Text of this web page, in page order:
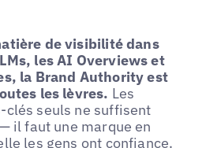
de visibilité dans
les AI Overviews et
la Brand Authority est
les lèvres. Les
clés seuls ne suffisent
il faut une marque en
les gens ont confiance.